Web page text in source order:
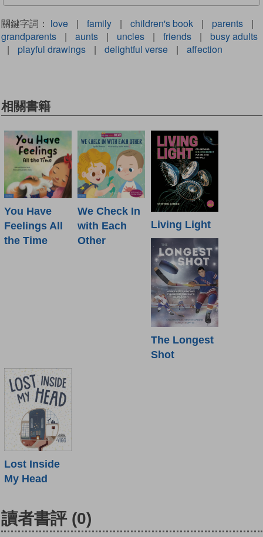
關鍵字詞： love | family | children's book | parents
|
grandparents
| aunts | uncles | friends |
busy adults
|
playful drawings | delightful verse | affection
相關書籍
You Have
Feelings All
the Time
We Check In
with Each
Other
Living Light
The Longest
Shot
Lost Inside
My Head
讀者書評 (0)